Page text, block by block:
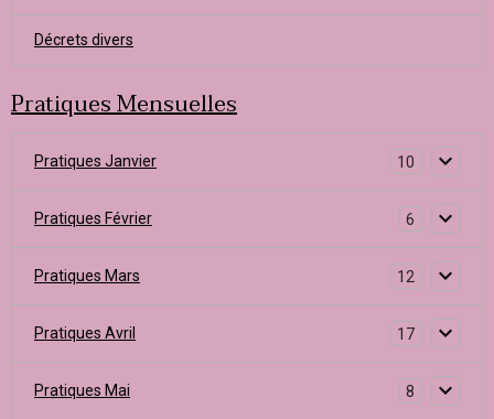
Décrets divers
Pratiques Mensuelles
Pratiques Janvier 10
Pratiques Février 6
Pratiques Mars 12
Pratiques Avril 17
Pratiques Mai 8